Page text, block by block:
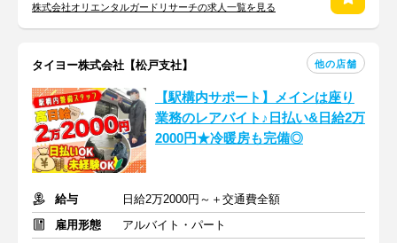
株式会社オリエンタルガードリサーチの求人一覧を見る
タイヨー株式会社【松戸支社】 他の店舗
【駅構内サポート】メインは座り
業務のレアバイト♪日払い&日給2万
2000円★冷暖房も完備◎
給与
日給2万2000円～＋交通費全額
雇用形態
アルバイト・パート